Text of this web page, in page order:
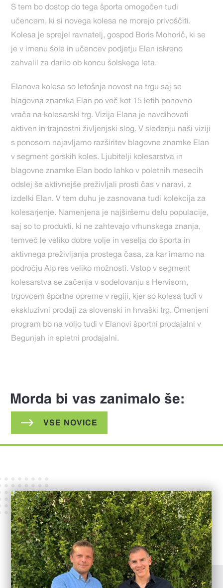
S tem bo dostop do tega športa omogočen tudi
učencem, ki si novega kolesa ne morejo privoščiti.
Kolesa je sprejel ravnatelj, gospod Boris Mohorič, ki se
je v imenu šole in učencev podjetju Elan iskreno
zahvalil za darilo ob koncu šolskega leta.
Elanova kolesa so letošnja novost na trgu saj se
blagovna znamka Elan po več kot 15 letih ponovno
vrača na kolesarski trg. Vizija Elana je navdihovati
aktiven in trajnostni življenjski slog. V sledenju naši viziji
s ponosom najavljamo razširitev blagovne znamke Elan
v segment gorskih koles. Ljubitelji kolesarstva in
blagovne znamke Elan bodo lahko v poletnih mesecih
odslej še aktivnejše preživljali prosti čas v naravi, z
izdelki Elan. V tem duhu je zasnovana tudi kolekcija za
kolesarjenje. Namenjena je najširšemu delu populacije,
saj so to produkti, ki ne zahtevajo vrhunskega znanja,
temveč le veliko dobre volje in veselja do športa in
aktivnega preživljanja prostega časa, za kar imamo na
področju Alp res veliko možnosti. Vstop v segment
kolesarstva se začenja v sodelovanju s Hervisom,
trgovcem športne opreme v regiji, kjer so kolesa tudi v
ekskluzivni prodaji za slovenski in hrvaški trg. Omenjeni
program bo na voljo tudi v Elanovi športni prodajalni v
Begunjah in spletni prodajalni.
Morda bi vas zanimalo še:
VSE NOVICE